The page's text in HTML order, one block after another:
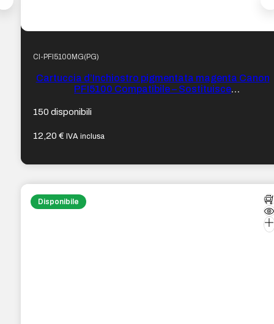
CI-PFI5100MG(PG)
Cartuccia d’Inchiostro pigmentata magenta Canon
PFI5100 Compatibile – Sostituisce
150 disponibili
12,20€ IVA inclusa
Disponibile